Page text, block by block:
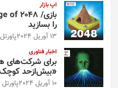
اپ بازار
را بسازید
13 آوریل 2024 پاورتل
اخبار فناوری
برای شرکت‌های
«بیش‌از‌حد
10 آوریل 2024 پاورتل